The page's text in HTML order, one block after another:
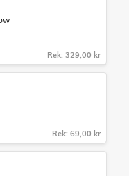
Rek: 329,00 kr
Rek: 69,00 kr